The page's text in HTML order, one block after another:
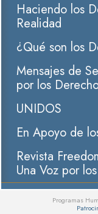
Haciendo los
Realidad
¿Qué son los
Mensajes de
por los
UNIDOS
En Apoyo de
Revista
Una Voz por
Programas